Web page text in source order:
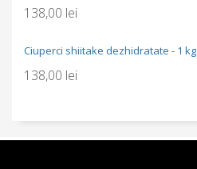
138,00 lei
Ciuperci shiitake dezhidratate - 1 kg
138,00 lei